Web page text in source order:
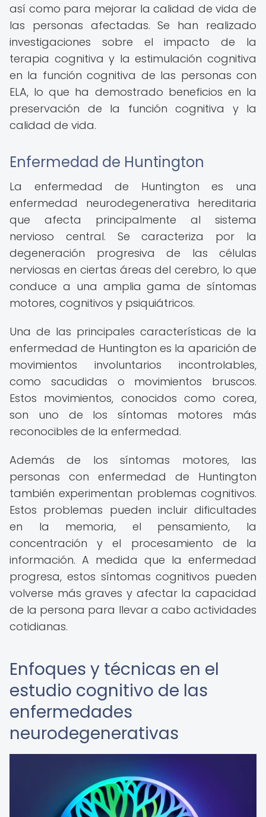
así como para mejorar la calidad de vida de
las personas afectadas. Se han realizado
investigaciones sobre el impacto de la
terapia cognitiva y la estimulación cognitiva
en la función cognitiva de las personas con
ELA, lo que ha demostrado beneficios en la
preservación de la función cognitiva y la
calidad de vida.
Enfermedad de Huntington
La enfermedad de Huntington es una
enfermedad neurodegenerativa hereditaria
que afecta principalmente al sistema
nervioso central. Se caracteriza por la
degeneración progresiva de las células
nerviosas en ciertas áreas del cerebro, lo que
conduce a una amplia gama de síntomas
motores, cognitivos y psiquiátricos.
Una de las principales características de la
enfermedad de Huntington es la aparición de
movimientos involuntarios incontrolables,
como sacudidas o movimientos bruscos.
Estos movimientos, conocidos como corea,
son uno de los síntomas motores más
reconocibles de la enfermedad.
Además de los síntomas motores, las
personas con enfermedad de Huntington
también experimentan problemas cognitivos.
Estos problemas pueden incluir dificultades
en la memoria, el pensamiento, la
concentración y el procesamiento de la
información. A medida que la enfermedad
progresa, estos síntomas cognitivos pueden
volverse más graves y afectar la capacidad
de la persona para llevar a cabo actividades
cotidianas.
Enfoques y técnicas en el
estudio cognitivo de las
enfermedades
neurodegenerativas